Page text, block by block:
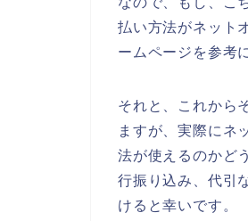
払い方法がネット
ームページを参考
それと、これから
ますが、実際にネ
法が使えるのかど
行振り込み、代引
けると幸いです。